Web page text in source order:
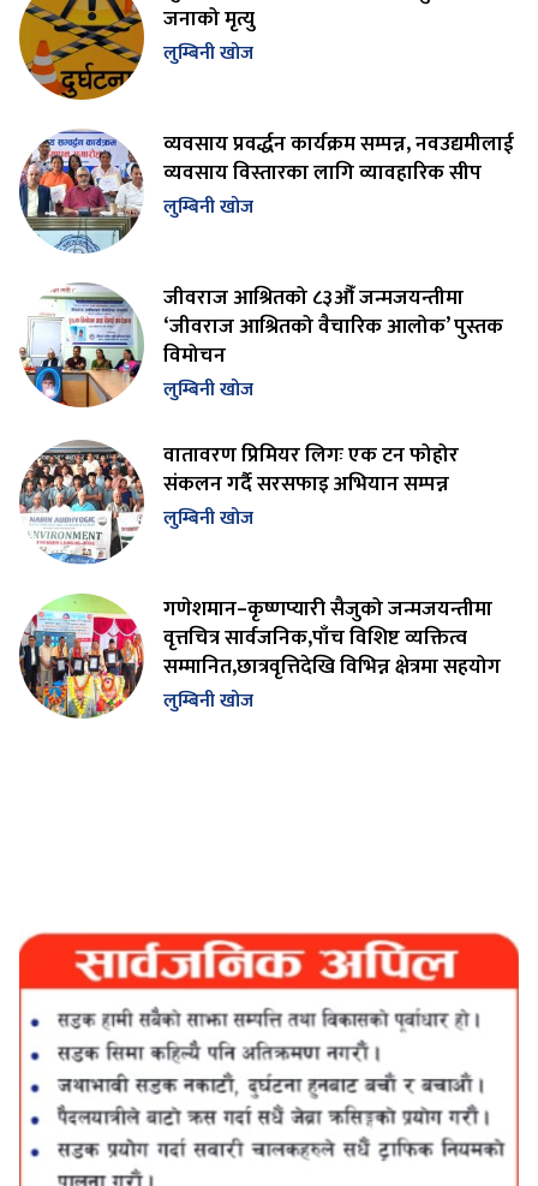
जनाको मृत्यु
लुम्बिनी खोज
व्यवसाय प्रवर्द्धन कार्यक्रम सम्पन्न, नवउद्यमीलाई
व्यवसाय विस्तारका लागि व्यावहारिक सीप
लुम्बिनी खोज
जीवराज आश्रितको ८३औँ जन्मजयन्तीमा
‘जीवराज आश्रितको वैचारिक आलोक’ पुस्तक
विमोचन
लुम्बिनी खोज
वातावरण प्रिमियर लिगः एक टन फोहोर
संकलन गर्दै सरसफाइ अभियान सम्पन्न
लुम्बिनी खोज
गणेशमान–कृष्णप्यारी सैजुको जन्मजयन्तीमा
वृत्तचित्र सार्वजनिक,पाँच विशिष्ट व्यक्तित्व
सम्मानित,छात्रवृत्तिदेखि विभिन्न क्षेत्रमा सहयोग
लुम्बिनी खोज